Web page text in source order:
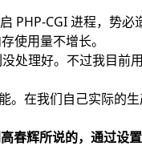
CGI 进程，势必
使用量不增长。
理好。不过我目前
在我们自己实际的
春辉所说的，通过设